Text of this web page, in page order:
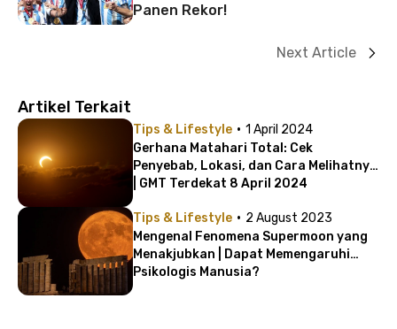
Panen Rekor!
Next Article
Artikel Terkait
Tips & Lifestyle · 1 April 2024
Gerhana Matahari Total: Cek
Penyebab, Lokasi, dan Cara Melihatnya
| GMT Terdekat 8 April 2024
Tips & Lifestyle · 2 August 2023
Mengenal Fenomena Supermoon yang
Menakjubkan | Dapat Memengaruhi
Psikologis Manusia?